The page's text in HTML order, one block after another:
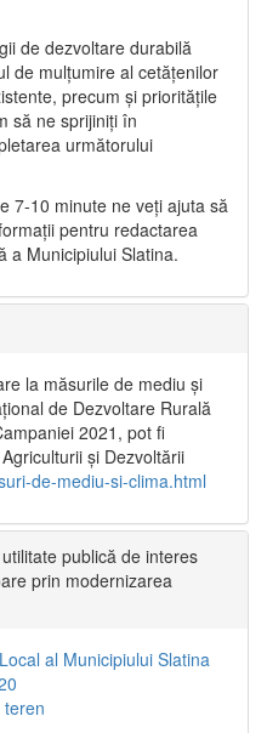
de dezvoltare durabilă
de mulțumire al cetățenilor
precum și prioritățile
să ne sprijiniți în
următorului
7-10 minute ne veți ajuta să
pentru redactarea
a Municipiului Slatina.
la măsurile de mediu și
de Dezvoltare Rurală
2021, pot fi
și Dezvoltării
de-mediu-si-clima.html
publică de interes
prin modernizarea
al Municipiului Slatina